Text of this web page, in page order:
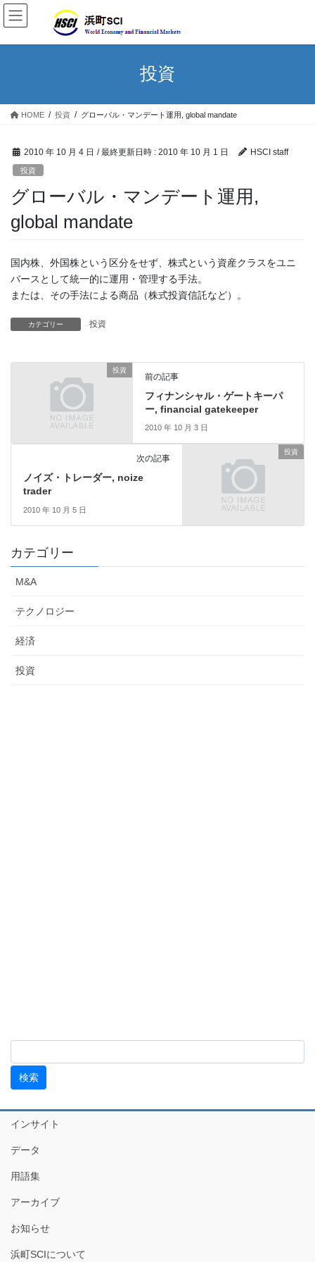
投資
HOME 投資 グローバル・マンデート運用, global mandate
2010 年 10 月 4 日 / 最終更新日時 : 2010 年 10 月 1 日 HSCI staff
投資
グローバル・マンデート運用,
global mandate
国内株、外国株という区分をせず、株式という資産クラスをユニ
バースとして統一的に運用・管理する手法。
または、その手法による商品（株式投資信託など）。
カテゴリー 投資
投資
前の記事
フィナンシャル・ゲートキーパ
ー, financial gatekeeper
2010 年 10 月 3 日
投資
次の記事
ノイズ・トレーダー, noize
trader
2010 年 10 月 5 日
カテゴリー
M&A
テクノロジー
経済
投資
インサイト
データ
用語集
アーカイブ
お知らせ
浜町SCIについて